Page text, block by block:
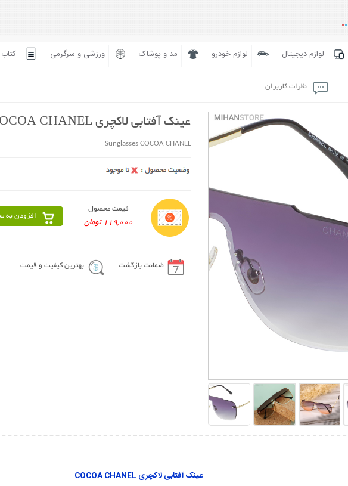
لوازم دیجیتال لوازم خودرو مد و پوشاک ورزشی و سرگرمی
نظرات کاربران
عینک آفتابی لاکچری COCOA CHANEL
Sunglasses COCOA CHANEL
قیمت محصول
119,000 تومان
افزودن به
ضمانت بازگشت بهترین کیفیت و قیمت
عینک آفتابی لاکچری COCOA CHANEL